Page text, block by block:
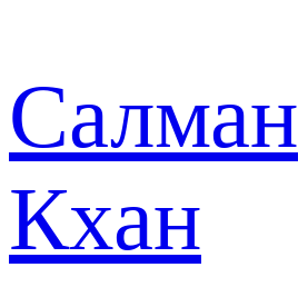
Салман
Кхан